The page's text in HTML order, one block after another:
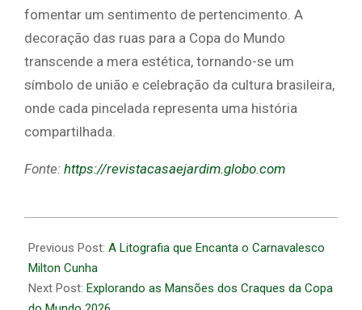
fomentar um sentimento de pertencimento. A
decoração das ruas para a Copa do Mundo
transcende a mera estética, tornando-se um
símbolo de união e celebração da cultura brasileira,
onde cada pincelada representa uma história
compartilhada.
Fonte: https://revistacasaejardim.globo.com
06-
11
Previous Post: A Litografia que Encanta o Carnavalesco
Milton Cunha
Next Post: Explorando as Mansões dos Craques da Copa